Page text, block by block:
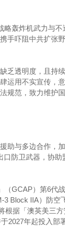
略轰炸机武力与不
手吓阻中共扩张野
乏透明度，且持
运用不实宣传，
规范，致力维护
助与多边合作，
口防卫武器，协助
（GCAP）第6代
3 Block IIA）防空
根据「澳英美三方
2027年起投入部